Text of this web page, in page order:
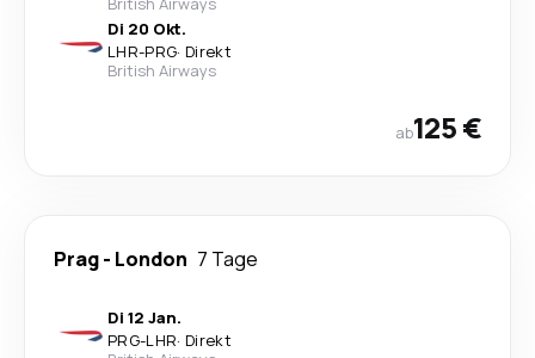
Di 20 Okt.
LHR-PRG· Direkt
British Airways
ab125 €
Prag- London 7 Tage
Di 12 Jan.
PRG-LHR· Direkt